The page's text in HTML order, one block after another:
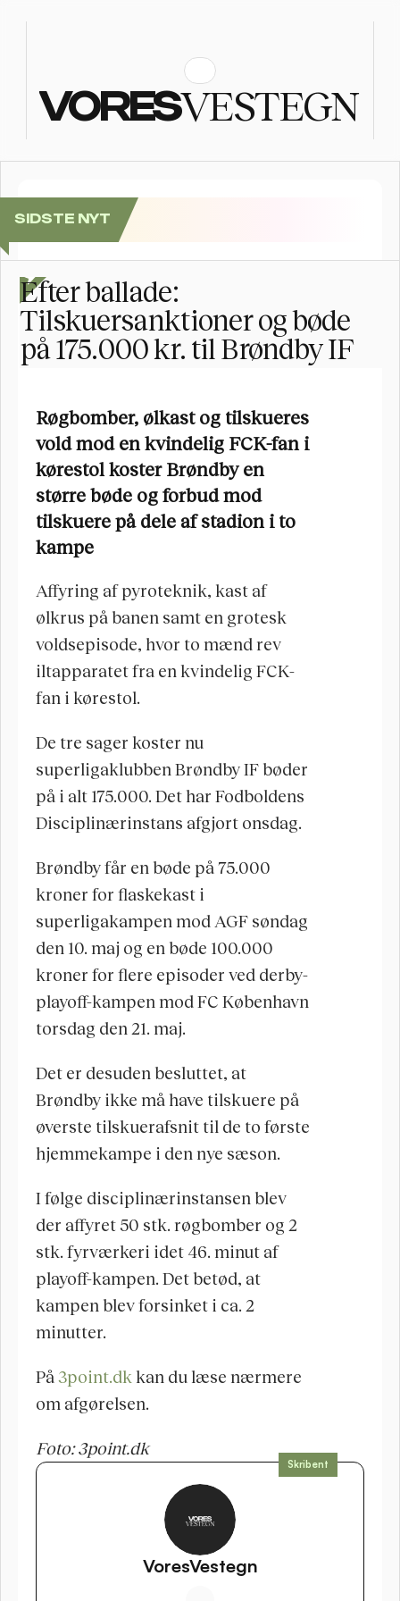
VORESVESTEGN
SIDSTE NYT
Se billederne: Folkefest, da Postnord Rundt sluttede i
Efter ballade:
Tilskuersanktioner og bøde
på 175.000 kr. til Brøndby IF
Røgbomber, ølkast og tilskueres
vold mod en kvindelig FCK-fan i
kørestol koster Brøndby en
større bøde og forbud mod
tilskuere på dele af stadion i to
kampe
Affyring af pyroteknik, kast af
ølkrus på banen samt en grotesk
voldsepisode, hvor to mænd rev
iltapparatet fra en kvindelig FCK-
fan i kørestol.
De tre sager koster nu
superligaklubben Brøndby IF bøder
på i alt 175.000. Det har Fodboldens
Disciplinærinstans afgjort onsdag.
Brøndby får en bøde på 75.000
kroner for flaskekast i
superligakampen mod AGF søndag
den 10. maj og en bøde 100.000
kroner for flere episoder ved derby-
playoff-kampen mod FC København
torsdag den 21. maj.
Det er desuden besluttet, at
Brøndby ikke må have tilskuere på
øverste tilskuerafsnit til de to første
hjemmekampe i den nye sæson.
I følge disciplinærinstansen blev
der affyret 50 stk. røgbomber og 2
stk. fyrværkeri idet 46. minut af
playoff-kampen. Det betød, at
kampen blev forsinket i ca. 2
minutter.
På 3point.dk kan du læse nærmere
om afgørelsen.
Foto: 3point.dk
VoresVestegn
Skribent